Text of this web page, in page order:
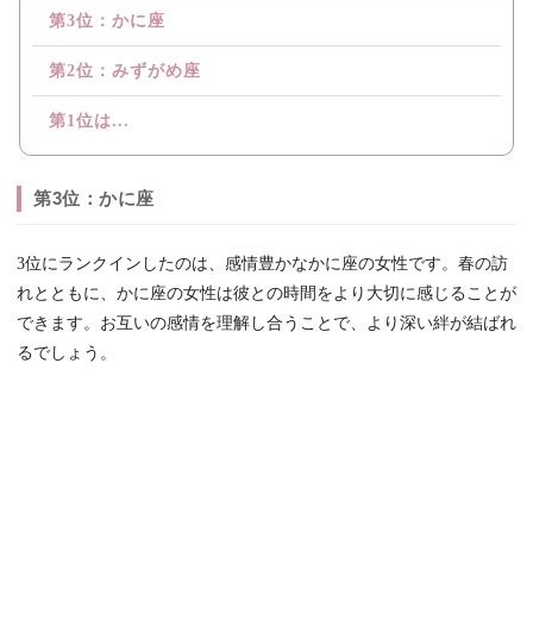
第3位：かに座
第2位：みずがめ座
第1位は...
第3位：かに座
3位にランクインしたのは、感情豊かなかに座の女性です。春の訪
れとともに、かに座の女性は彼との時間をより大切に感じることが
できます。お互いの感情を理解し合うことで、より深い絆が結ばれ
るでしょう。